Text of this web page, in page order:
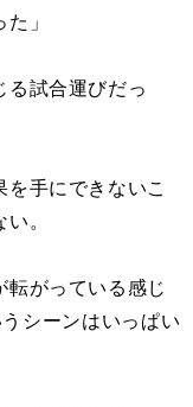
」
試合運びだっ
手にできないこ
。
転がっている感じ
シーンはいっぱい